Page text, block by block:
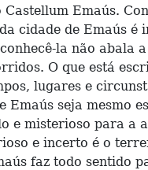
Castellum Emaús.
cidade de Emaús é
la não abala
O que está
lugares e
Emaús seja mesmo
e misterioso para a
e incerto é o
faz todo sentido